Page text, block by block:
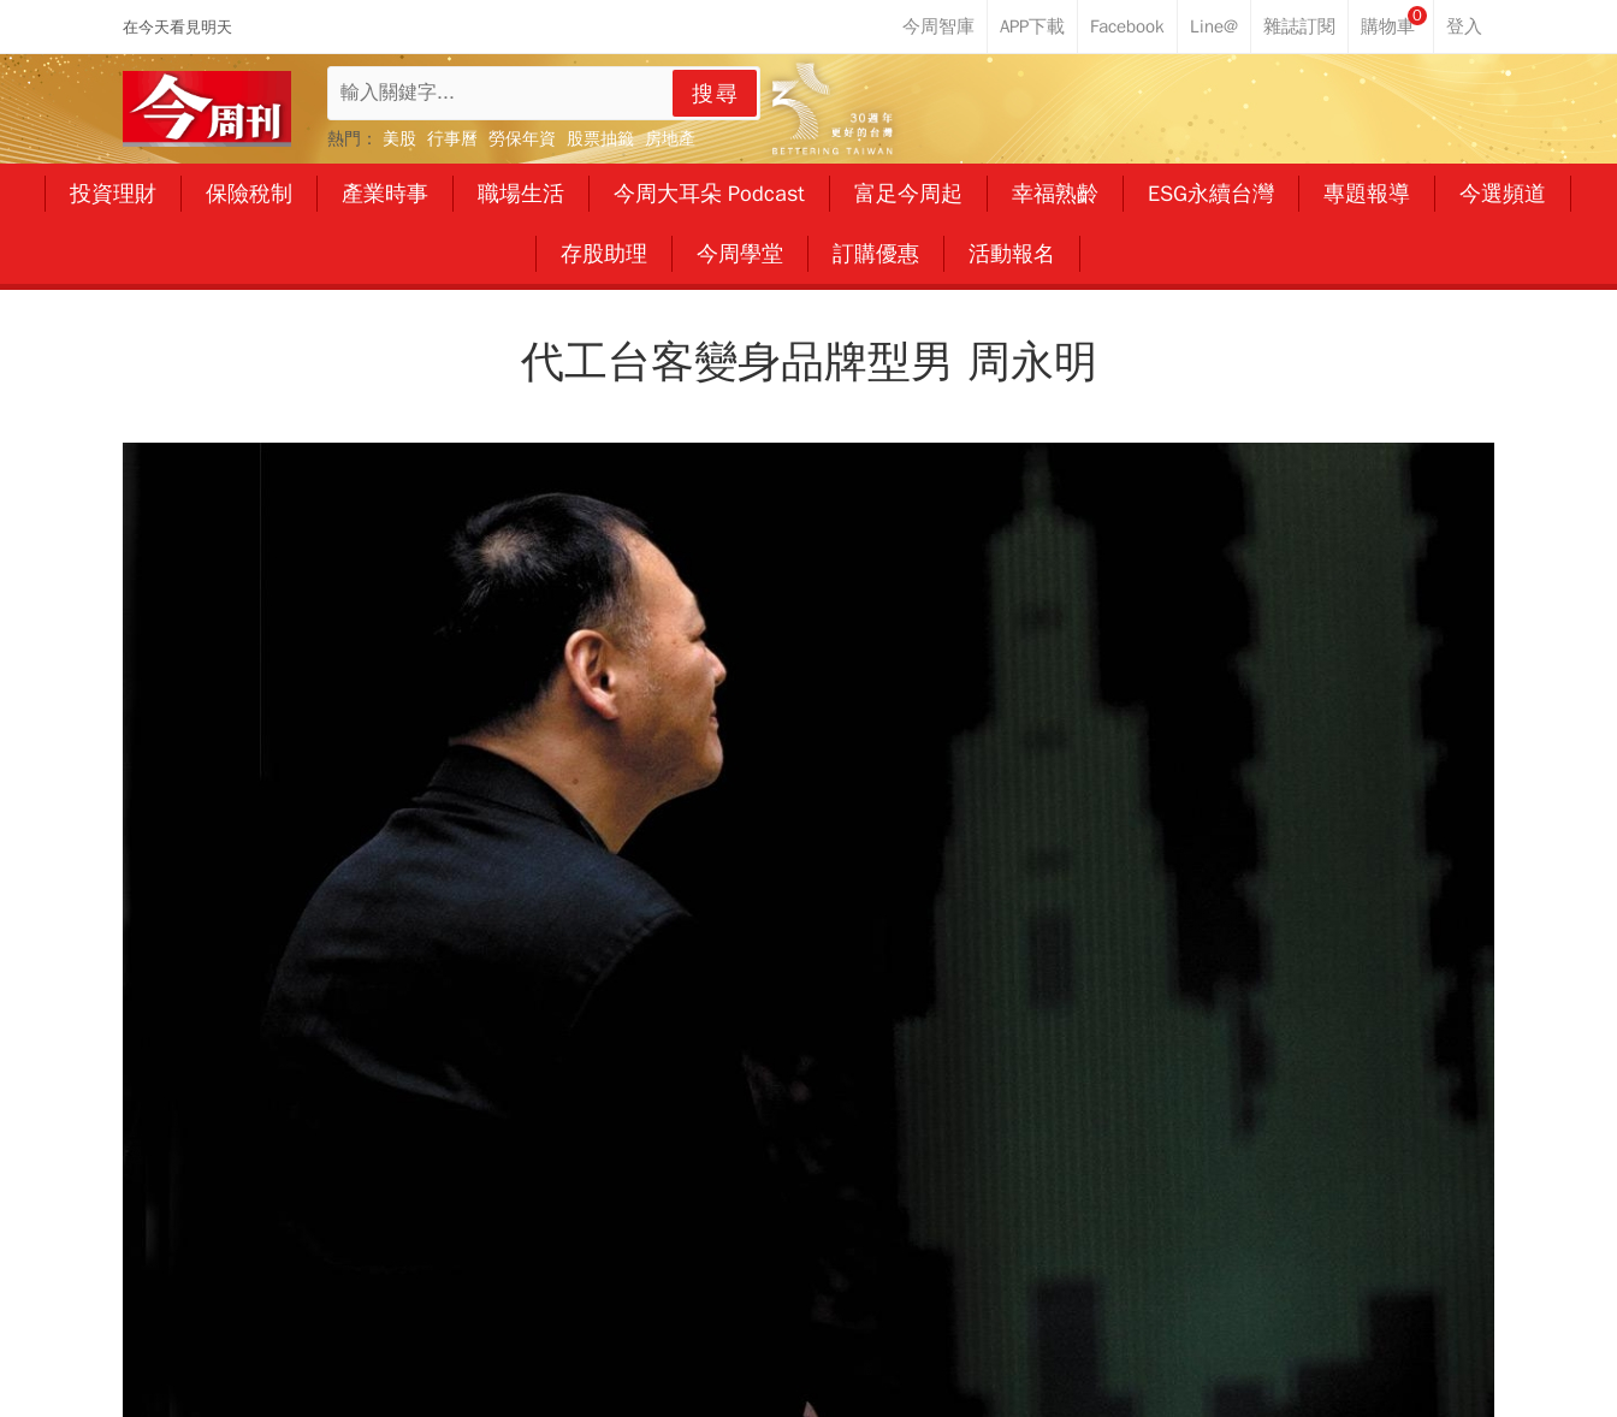
在今天看見明天
0
搜尋
熱門： 美股 行事曆 勞保年資 股票抽籤 房地產
投資理財 保險稅制 產業時事 職場生活 今周大耳朵 Podcast 富足今周起 幸福熟齡 ESG永續台灣 專題報導 今選頻道
存股助理 今周學堂 訂購優惠 活動報名
代工台客變身品牌型男 周永明